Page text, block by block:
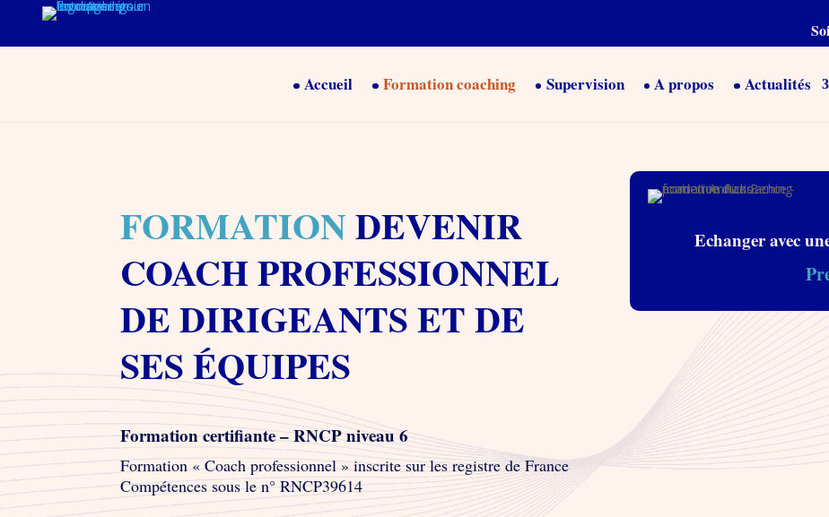
Accueil Formation coaching Supervision A propos Actualités
FORMATIONDEVENIR
COACH PROFESSIONNEL
DE DIRIGEANTS ET DE
SES ÉQUIPES
Formation certifiante – RNCP niveau 6
Formation « Coach professionnel » inscrite sur les registre de France
Compétences sous le n° RNCP39614
Echanger avec